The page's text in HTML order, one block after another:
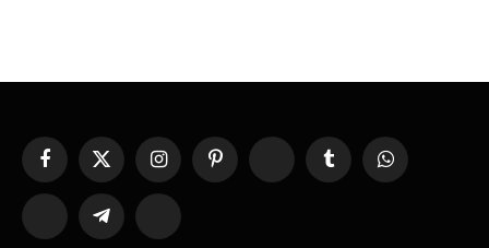
FacebookX
(Twitter)
InstagramPinterest YouTubeTumblr WhatsApp
TikTok Telegram Threads